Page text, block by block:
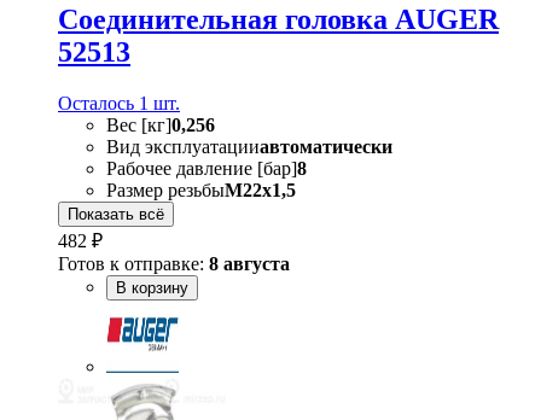
Соединительная головка AUGER
52513
Осталось 1 шт.
Вес [кг]0,256
Вид эксплуатацииавтоматически
Рабочее давление [бар]8
Размер резьбыM22x1,5
Показать всё
482 ₽
Готов к отправке: 8 августа
В корзину